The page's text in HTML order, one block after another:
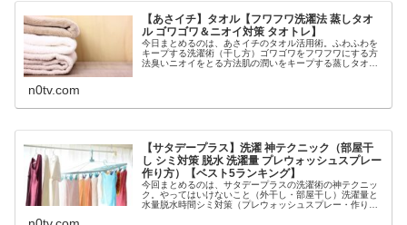
【あさイチ】タオル【フワフワ洗濯法 蒸しタオ
ル ゴワゴワ＆ニオイ対策 タオトレ】
今日まとめるのは、あさイチのタオル活用術。ふわふわを
キープする洗濯術（干し方）ゴワゴワをフワフワにする方
法臭いニオイをとる方法肌の潤いをキープする蒸しタオル
n0tv.com
【サタデープラス】洗濯 神テクニック（部屋干
し シミ対策 脱水 洗濯量 プレウォッシュスプレー
作り方）【ベスト5ランキング】
今回まとめるのは、サタデープラスの洗濯術の神テクニッ
ク。やってはいけないこと（外干し・部屋干し）洗濯量と
水量脱水時間シミ対策（プレウォッシュスプレー・作り